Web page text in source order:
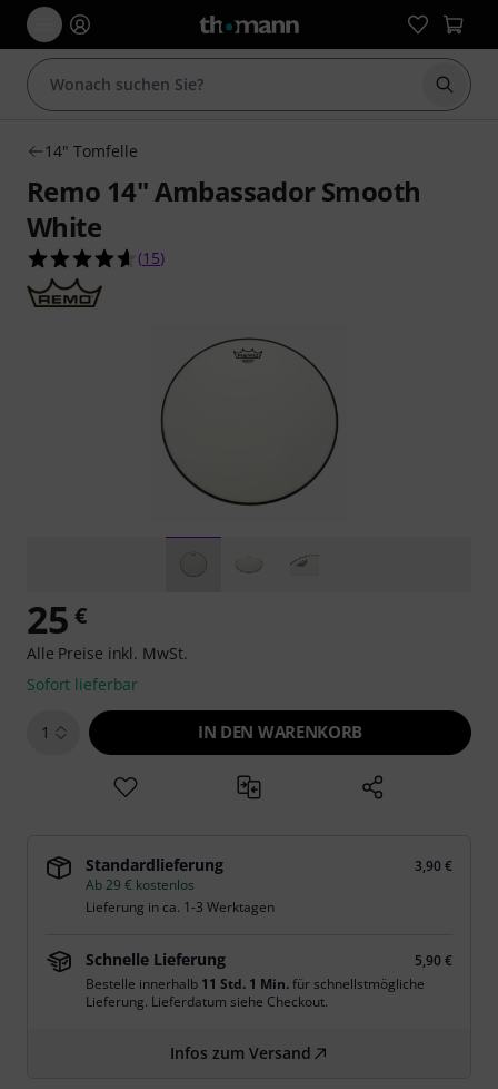
Suche
14" Tomfelle
Remo 14" Ambassador Smooth
White
4.6 von 5 Sternen aus 15 Kundenbewertungen
(15)
25 €
Alle Preise inkl. MwSt.
Sofort lieferbar
1 IN DEN WARENKORB
Standardlieferung
3,90 €
Ab 29 € kostenlos
Lieferung in ca. 1-3 Werktagen
Schnelle Lieferung
5,90 €
Bestelle innerhalb 11 Std. 1 Min.für schnellstmögliche
Lieferung. Lieferdatum siehe Checkout.
Infos zum Versand